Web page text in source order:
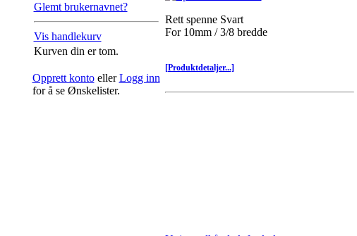
Glemt brukernavnet?
Vis handlekurv
Kurven din er tom.
Opprett kontoellerLogg inn
for å se Ønskelister.
Rett spenne Svart
For 10mm / 3/8 bredde
[Produktdetaljer...]